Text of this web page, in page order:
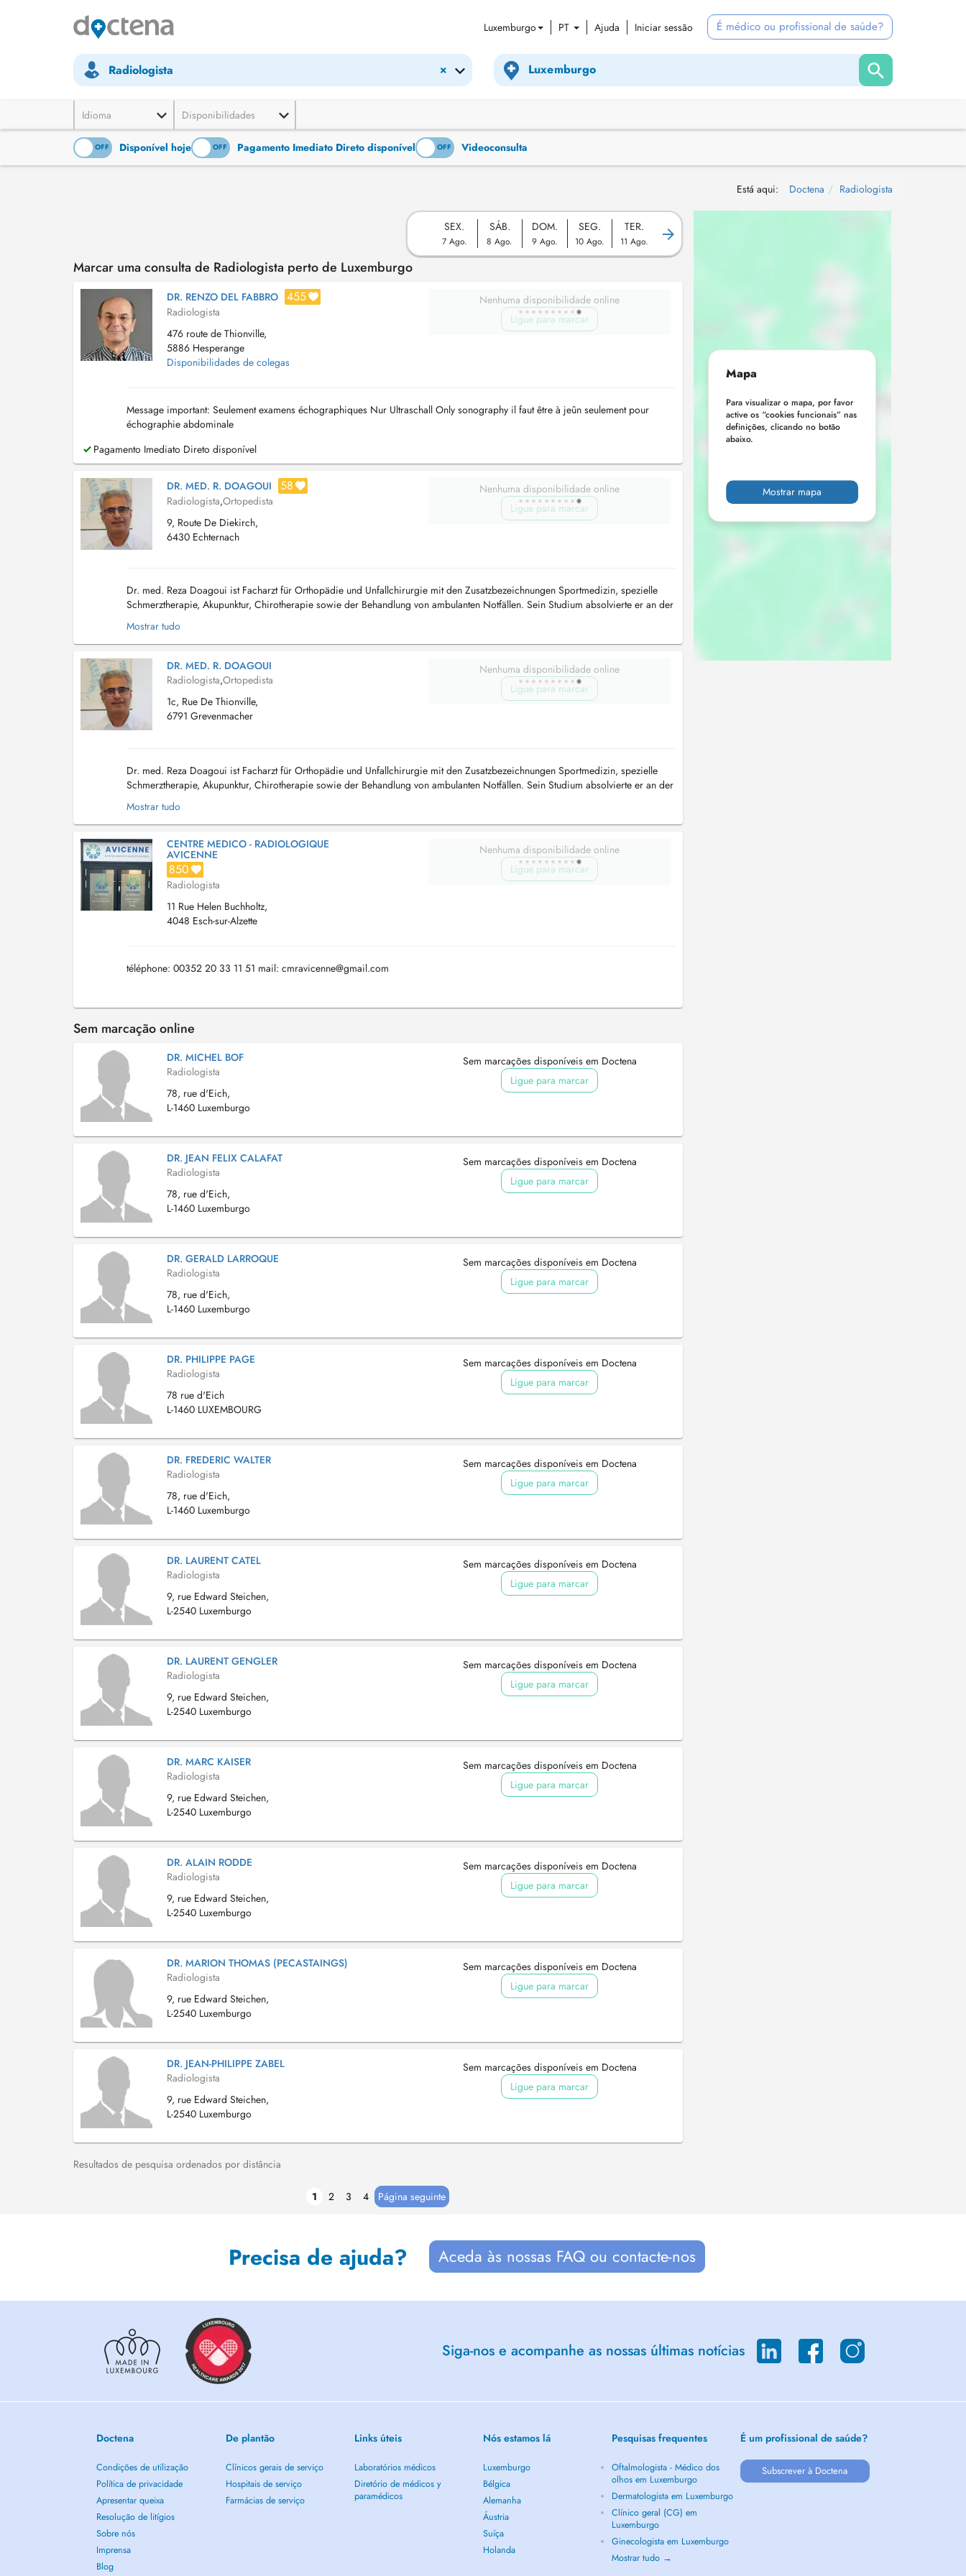
Luxemburgo PT Ajuda Iniciar sessão É médico ou profissional de saúde?
×
Radiologista
Idioma Disponibilidades
OFF Disponível hoje
ON OFF Pagamento Imediato Direto disponível
ON OFF Videoconsulta
Está aqui: Doctena Radiologista
SEX.
7 Ago.
SÁB.
8 Ago.
DOM.
9 Ago.
SEG.
10 Ago.
TER.
11 Ago.
Marcar uma consulta de Radiologista perto de Luxemburgo
DR. RENZO DEL FABBRO 455
Radiologista
476 route de Thionville,
5886 Hesperange
Disponibilidades de colegas
Nenhuma disponibilidade online
Ligue para marcar
Message important: Seulement examens échographiques Nur Ultraschall Only sonography il faut être à jeûn seulement pour
échographie abdominale
Pagamento Imediato Direto disponível
DR. MED. R. DOAGOUI 58
Radiologista,Ortopedista
9, Route De Diekirch,
6430 Echternach
Nenhuma disponibilidade online
Ligue para marcar
Dr. med. Reza Doagoui ist Facharzt für Orthopädie und Unfallchirurgie mit den Zusatzbezeichnungen Sportmedizin, spezielle
Schmerztherapie, Akupunktur, Chirotherapie sowie der Behandlung von ambulanten Notfällen. Sein Studium absolvierte er an der
Universität Erlangen-Nürnberg in Bayern. Die fachä...
Mostrar tudo
DR. MED. R. DOAGOUI
Radiologista,Ortopedista
1c, Rue De Thionville,
6791 Grevenmacher
Nenhuma disponibilidade online
Ligue para marcar
Dr. med. Reza Doagoui ist Facharzt für Orthopädie und Unfallchirurgie mit den Zusatzbezeichnungen Sportmedizin, spezielle
Schmerztherapie, Akupunktur, Chirotherapie sowie der Behandlung von ambulanten Notfällen. Sein Studium absolvierte er an der
Universität Erlangen-Nürnberg in Bayern. Die fachä...
Mostrar tudo
CENTRE MEDICO - RADIOLOGIQUE
AVICENNE
850
Radiologista
11 Rue Helen Buchholtz,
4048 Esch-sur-Alzette
Nenhuma disponibilidade online
Ligue para marcar
téléphone: 00352 20 33 11 51 mail: cmravicenne@gmail.com
Sem marcação online
DR. MICHEL BOF
Radiologista
78, rue d'Eich,
L-1460 Luxemburgo
Sem marcações disponíveis em Doctena
Ligue para marcar
DR. JEAN FELIX CALAFAT
Radiologista
78, rue d'Eich,
L-1460 Luxemburgo
Sem marcações disponíveis em Doctena
Ligue para marcar
DR. GERALD LARROQUE
Radiologista
78, rue d'Eich,
L-1460 Luxemburgo
Sem marcações disponíveis em Doctena
Ligue para marcar
DR. PHILIPPE PAGE
Radiologista
78 rue d'Eich
L-1460 LUXEMBOURG
Sem marcações disponíveis em Doctena
Ligue para marcar
DR. FREDERIC WALTER
Radiologista
78, rue d'Eich,
L-1460 Luxemburgo
Sem marcações disponíveis em Doctena
Ligue para marcar
DR. LAURENT CATEL
Radiologista
9, rue Edward Steichen,
L-2540 Luxemburgo
Sem marcações disponíveis em Doctena
Ligue para marcar
DR. LAURENT GENGLER
Radiologista
9, rue Edward Steichen,
L-2540 Luxemburgo
Sem marcações disponíveis em Doctena
Ligue para marcar
DR. MARC KAISER
Radiologista
9, rue Edward Steichen,
L-2540 Luxemburgo
Sem marcações disponíveis em Doctena
Ligue para marcar
DR. ALAIN RODDE
Radiologista
9, rue Edward Steichen,
L-2540 Luxemburgo
Sem marcações disponíveis em Doctena
Ligue para marcar
DR. MARION THOMAS (PECASTAINGS)
Radiologista
9, rue Edward Steichen,
L-2540 Luxemburgo
Sem marcações disponíveis em Doctena
Ligue para marcar
DR. JEAN-PHILIPPE ZABEL
Radiologista
9, rue Edward Steichen,
L-2540 Luxemburgo
Sem marcações disponíveis em Doctena
Ligue para marcar
Resultados de pesquisa ordenados por distância
1 2 3 4 Página seguinte
Mapa
Para visualizar o mapa, por favor
active os “cookies funcionais” nas
definições, clicando no botão
abaixo.
Mostrar mapa
Precisa de ajuda? Aceda às nossas FAQ ou contacte-nos
Siga-nos e acompanhe as nossas últimas notícias
Doctena
Condições de utilização
Política de privacidade
Apresentar queixa
Resolução de litígios
Sobre nós
Imprensa
Blog
De plantão
Clínicos gerais de serviço
Hospitais de serviço
Farmácias de serviço
Links úteis
Laboratórios médicos
Diretório de médicos y
paramédicos
Nós estamos lá
Luxemburgo
Bélgica
Alemanha
Áustria
Suíça
Holanda
Pesquisas frequentes
Oftalmologista - Médico dos
olhos em Luxemburgo
Dermatologista em Luxemburgo
Clínico geral (CG) em
Luxemburgo
Ginecologista em Luxemburgo
Mostrar tudo →
É um profissional de saúde?
Subscrever à Doctena